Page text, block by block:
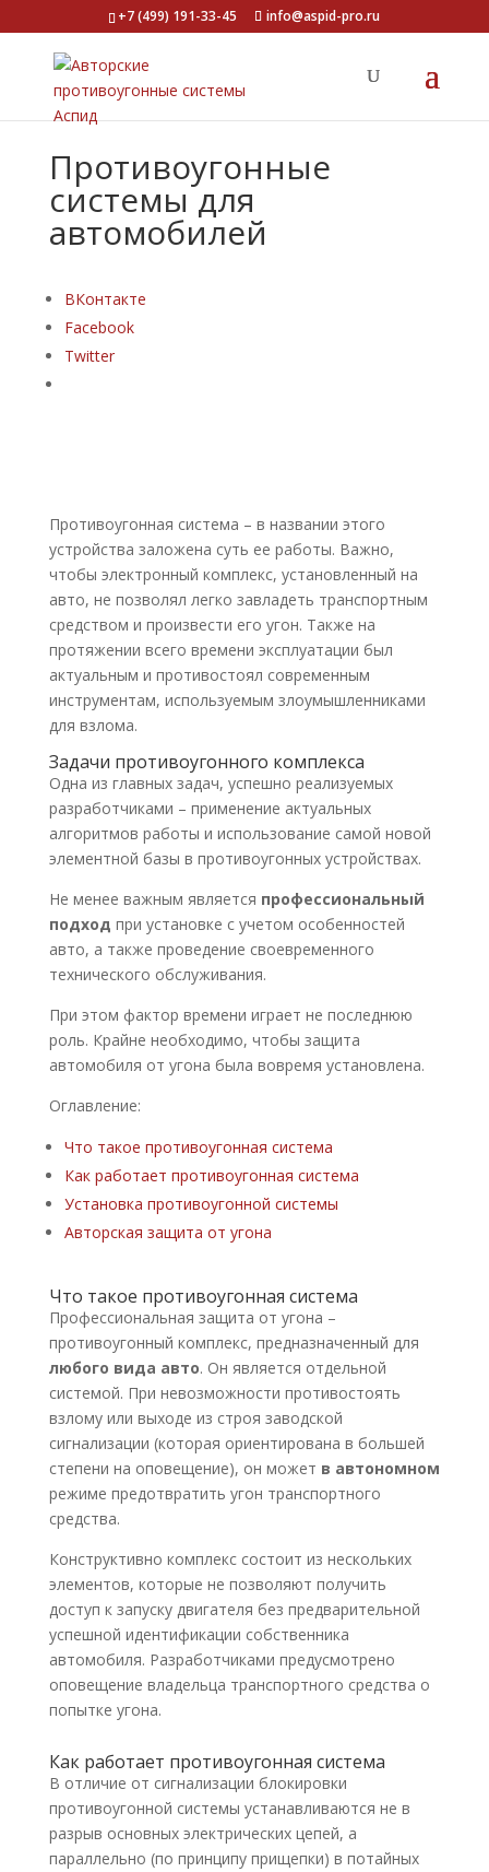
+7 (499) 191-33-45 info@aspid-pro.ru
Противоугонные
системы для
автомобилей
ВКонтакте
Facebook
Twitter
Противоугонная система – в названии этого
устройства заложена суть ее работы. Важно,
чтобы электронный комплекс, установленный на
авто, не позволял легко завладеть транспортным
средством и произвести его угон. Также на
протяжении всего времени эксплуатации был
актуальным и противостоял современным
инструментам, используемым злоумышленниками
для взлома.
Задачи противоугонного комплекса
Одна из главных задач, успешно реализуемых
разработчиками – применение актуальных
алгоритмов работы и использование самой новой
элементной базы в противоугонных устройствах.
Не менее важным является профессиональный
подход при установке с учетом особенностей
авто, а также проведение своевременного
технического обслуживания.
При этом фактор времени играет не последнюю
роль. Крайне необходимо, чтобы защита
автомобиля от угона была вовремя установлена.
Оглавление:
Что такое противоугонная система
Как работает противоугонная система
Установка противоугонной системы
Авторская защита от угона
Что такое противоугонная система
Профессиональная защита от угона –
противоугонный комплекс, предназначенный для
любого вида авто. Он является отдельной
системой. При невозможности противостоять
взлому или выходе из строя заводской
сигнализации (которая ориентирована в большей
степени на оповещение), он может в автономном
режиме предотвратить угон транспортного
средства.
Конструктивно комплекс состоит из нескольких
элементов, которые не позволяют получить
доступ к запуску двигателя без предварительной
успешной идентификации собственника
автомобиля. Разработчиками предусмотрено
оповещение владельца транспортного средства о
попытке угона.
Как работает противоугонная система
В отличие от сигнализации блокировки
противоугонной системы устанавливаются не в
разрыв основных электрических цепей, а
параллельно (по принципу прищепки) в потайных